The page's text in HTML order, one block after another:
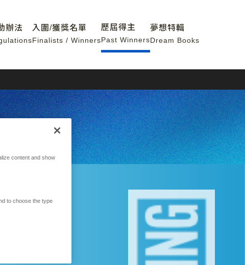
辦法 入圍/獲獎名單
Finalists / Winners
歷屆得主
Past Winners
夢想特輯
Dream Books
content and show
to choose the type